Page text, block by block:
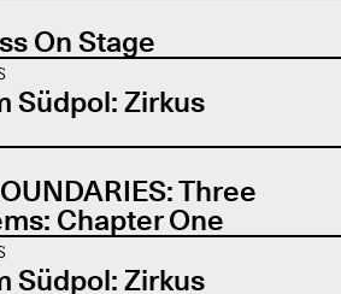
On Stage
Südpol: Zirkus
Three
Chapter One
Südpol: Zirkus